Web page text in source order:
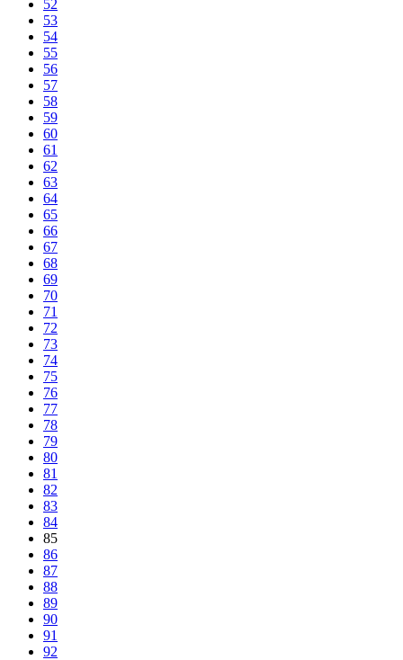
52
53
54
55
56
57
58
59
60
61
62
63
64
65
66
67
68
69
70
71
72
73
74
75
76
77
78
79
80
81
82
83
84
85
86
87
88
89
90
91
92